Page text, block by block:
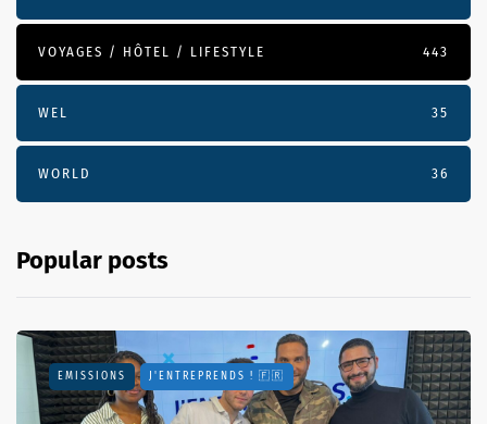
VOYAGES / HÔTEL / LIFESTYLE 443
WEL 35
WORLD 36
Popular posts
EMISSIONS J'ENTREPRENDS ! 🇫🇷